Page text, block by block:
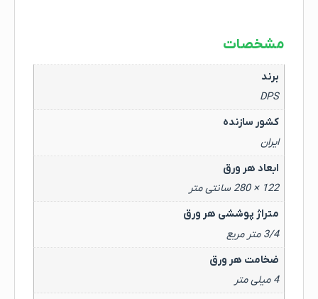
مشخصات
برند
DPS
کشور سازنده
ایران
ابعاد هر ورق
122 × 280 سانتی متر
متراژ پوششی هر ورق
3/4 متر مربع
ضخامت هر ورق
4 میلی متر